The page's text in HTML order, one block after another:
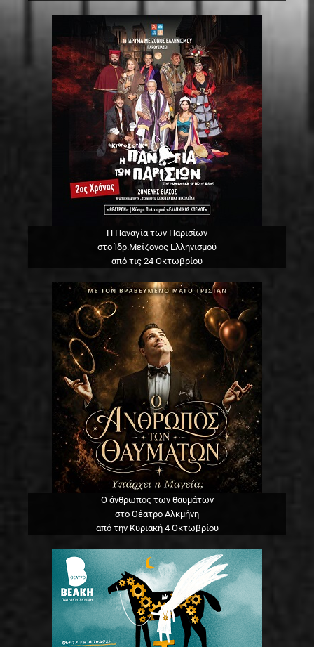
Η Παναγία των Παρισίων
στο Ίδρ.Μείζονος Ελληνισμού
από τις 24 Οκτωβρίου
Ο άνθρωπος των θαυμάτων
στο Θέατρο Αλκμήνη
από την Κυριακή 4 Οκτωβρίου